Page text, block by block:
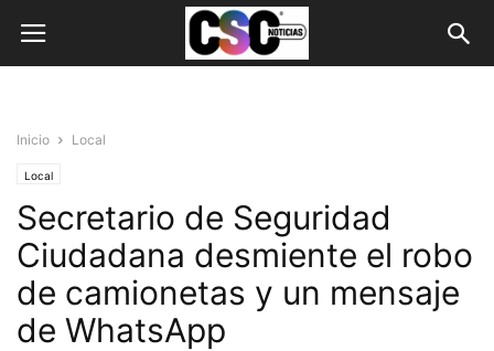
Inicio Local
Local
Secretario de Seguridad
Ciudadana desmiente el robo
de camionetas y un mensaje
de WhatsApp